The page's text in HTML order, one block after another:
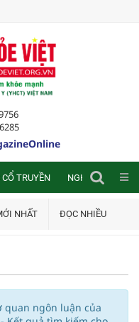
TRUYỀN NGHIÊN CỨU
NHẤT ĐỌC NHIỀU
quan ngôn luận của